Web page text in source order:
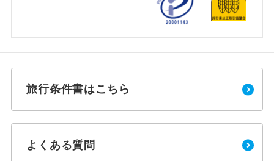
旅行条件書はこちら
よくある質問